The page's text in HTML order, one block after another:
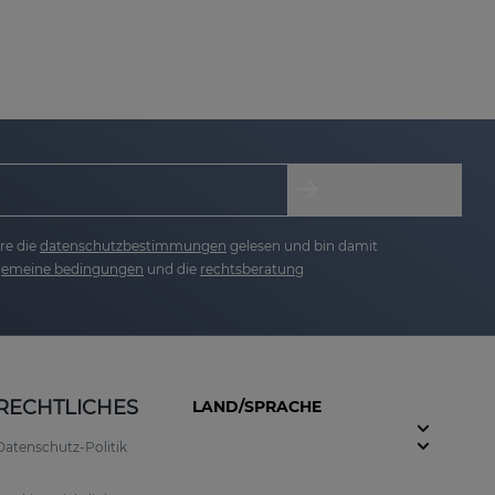
und Anti-Aging-Wirkung:
Haut.
diedatenschutzbestimmungen gelesen und bin damit
bedingungen und die rechtsberatung
Politik
LAND/SPRACHE